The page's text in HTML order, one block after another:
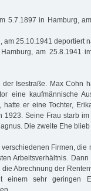
5.7.1897 in Hamburg,
am 25.10.1941 deportiert
am 25.8.1941
Isestraße. Max Cohn
eine kaufmännische
er eine Tochter,
Seine Frau starb
Die zweite Ehe
Firmen, die
Arbeitsverhältnis.
Abrechnung der
sehr geringen